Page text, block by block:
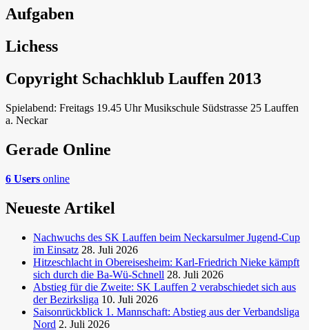
Aufgaben
Lichess
Copyright Schachklub Lauffen 2013
Spielabend: Freitags 19.45 Uhr Musikschule Südstrasse 25 Lauffen
a. Neckar
Gerade Online
6 Users online
Neueste Artikel
Nachwuchs des SK Lauffen beim Neckarsulmer Jugend-Cup
im Einsatz 28. Juli 2026
Hitzeschlacht in Obereisesheim: Karl-Friedrich Nieke kämpft
sich durch die Ba-Wü-Schnell 28. Juli 2026
Abstieg für die Zweite: SK Lauffen 2 verabschiedet sich aus
der Bezirksliga 10. Juli 2026
Saisonrückblick 1. Mannschaft: Abstieg aus der Verbandsliga
Nord 2. Juli 2026